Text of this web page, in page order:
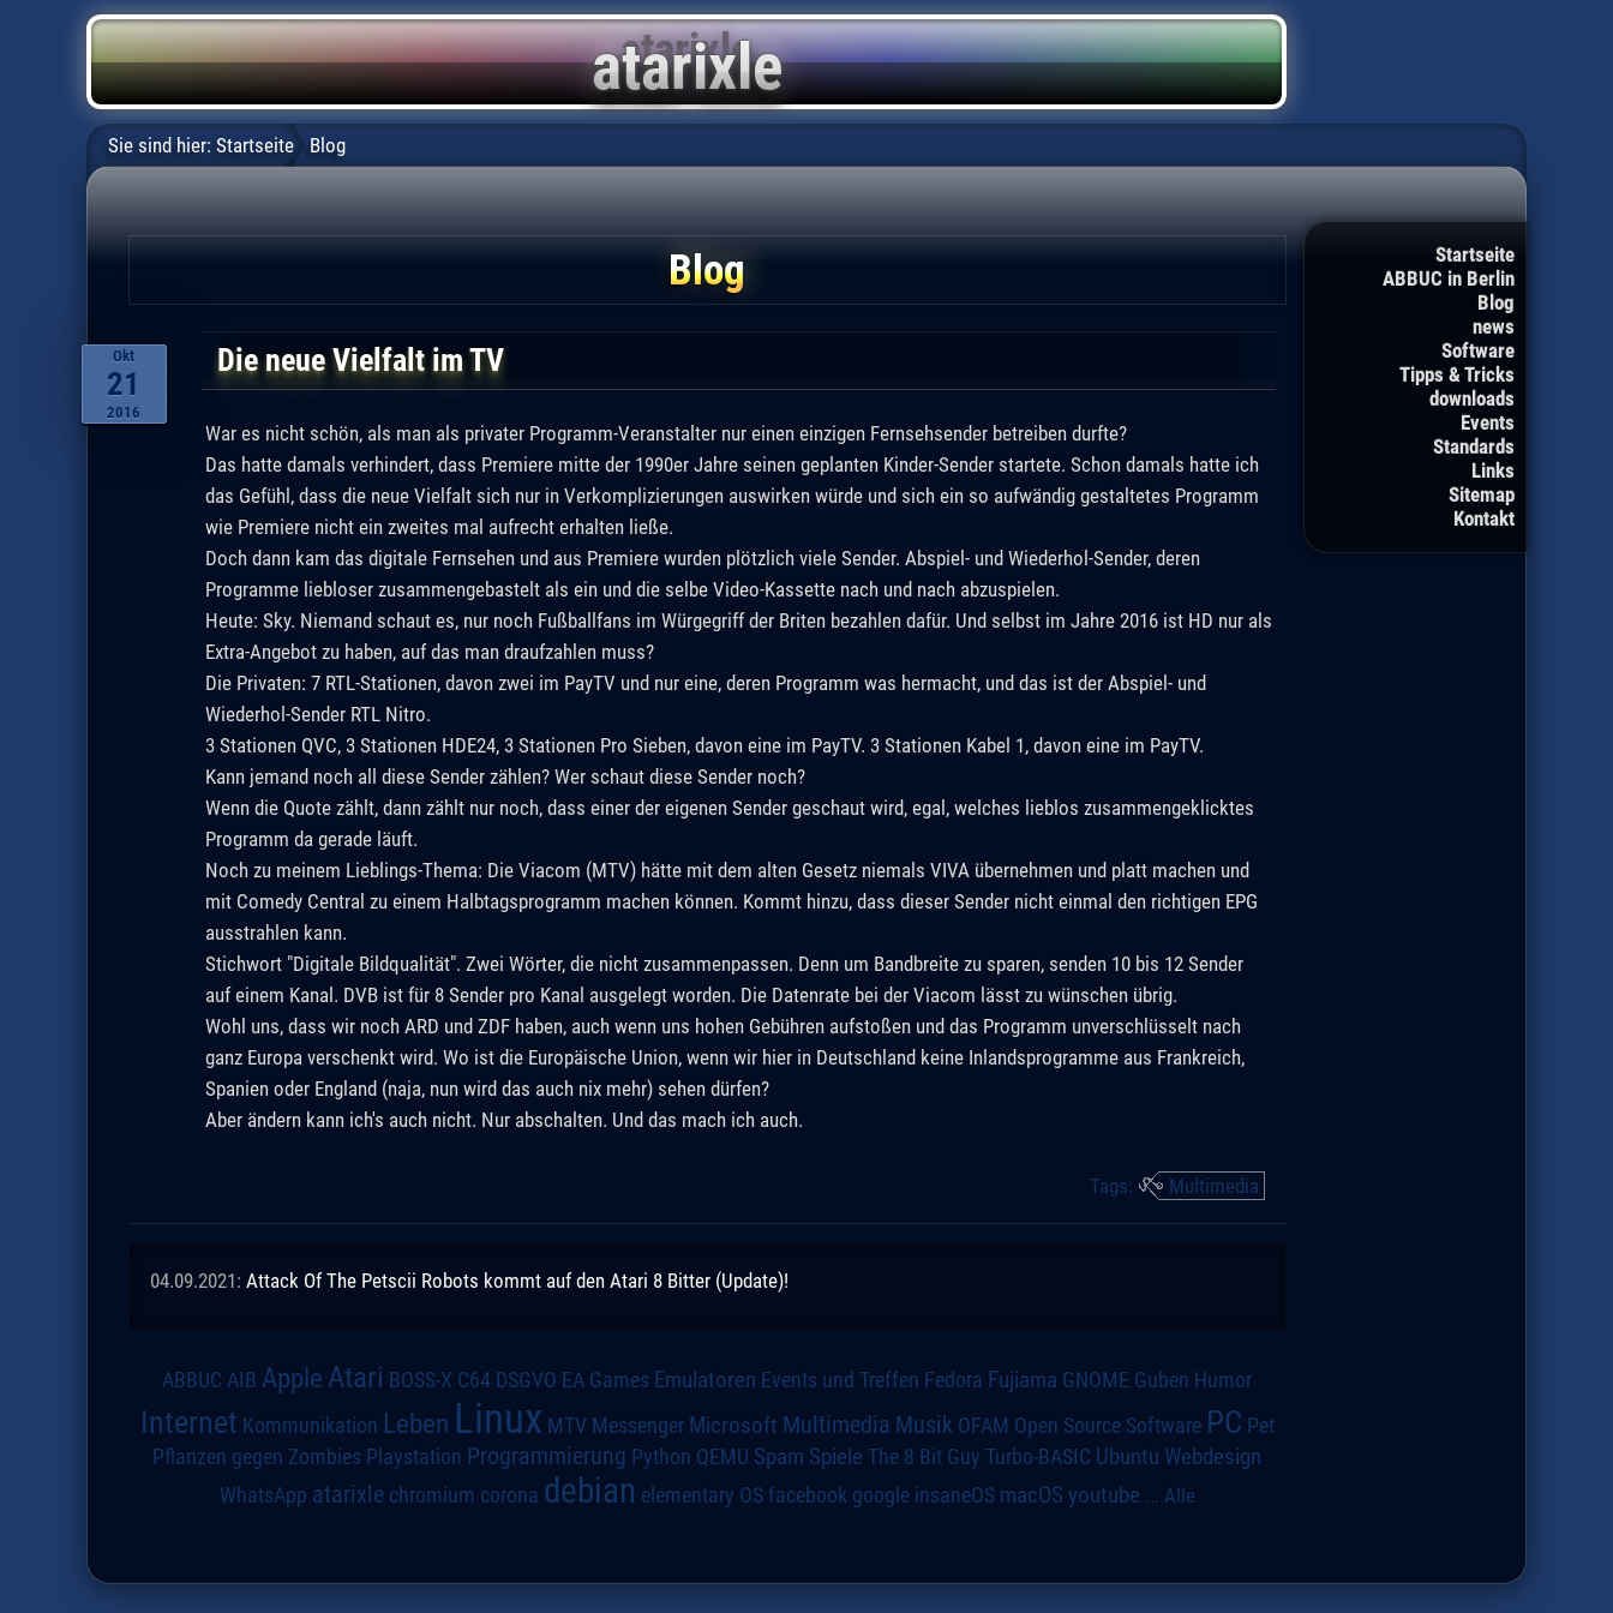
Startseite
ABBUC in Berlin
Blog
news
Software
Tipps & Tricks
downloads
Events
Standards
Links
Sitemap
Kontakt
Sie sind hier: Startseite Blog
Blog
Okt
21
2016
Die neue Vielfalt im TV
War es nicht schön, als man als privater Programm-Veranstalter nur einen einzigen Fernsehsender betreiben durfte?
Das hatte damals verhindert, dass Premiere mitte der 1990er Jahre seinen geplanten Kinder-Sender startete. Schon damals hatte ich
das Gefühl, dass die neue Vielfalt sich nur in Verkomplizierungen auswirken würde und sich ein so aufwändig gestaltetes Programm
wie Premiere nicht ein zweites mal aufrecht erhalten ließe.
Doch dann kam das digitale Fernsehen und aus Premiere wurden plötzlich viele Sender. Abspiel- und Wiederhol-Sender, deren
Programme liebloser zusammengebastelt als ein und die selbe Video-Kassette nach und nach abzuspielen.
Heute: Sky. Niemand schaut es, nur noch Fußballfans im Würgegriff der Briten bezahlen dafür. Und selbst im Jahre 2016 ist HD nur als
Extra-Angebot zu haben, auf das man draufzahlen muss?
Die Privaten: 7 RTL-Stationen, davon zwei im PayTV und nur eine, deren Programm was hermacht, und das ist der Abspiel- und
Wiederhol-Sender RTL Nitro.
3 Stationen QVC, 3 Stationen HDE24, 3 Stationen Pro Sieben, davon eine im PayTV. 3 Stationen Kabel 1, davon eine im PayTV.
Kann jemand noch all diese Sender zählen? Wer schaut diese Sender noch?
Wenn die Quote zählt, dann zählt nur noch, dass einer der eigenen Sender geschaut wird, egal, welches lieblos zusammengeklicktes
Programm da gerade läuft.
Noch zu meinem Lieblings-Thema: Die Viacom (MTV) hätte mit dem alten Gesetz niemals VIVA übernehmen und platt machen und
mit Comedy Central zu einem Halbtagsprogramm machen können. Kommt hinzu, dass dieser Sender nicht einmal den richtigen EPG
ausstrahlen kann.
Stichwort "Digitale Bildqualität". Zwei Wörter, die nicht zusammenpassen. Denn um Bandbreite zu sparen, senden 10 bis 12 Sender
auf einem Kanal. DVB ist für 8 Sender pro Kanal ausgelegt worden. Die Datenrate bei der Viacom lässt zu wünschen übrig.
Wohl uns, dass wir noch ARD und ZDF haben, auch wenn uns hohen Gebühren aufstoßen und das Programm unverschlüsselt nach
ganz Europa verschenkt wird. Wo ist die Europäische Union, wenn wir hier in Deutschland keine Inlandsprogramme aus Frankreich,
Spanien oder England (naja, nun wird das auch nix mehr) sehen dürfen?
Aber ändern kann ich's auch nicht. Nur abschalten. Und das mach ich auch.
Tags: Multimedia
04.09.2021: Attack Of The Petscii Robots kommt auf den Atari 8 Bitter (Update)!
ABBUC AIB AppleAtari BOSS-X C64 DSGVO EA Games Emulatoren Events und Treffen Fedora Fujiama GNOME Guben Humor
Internet Kommunikation Leben Linux MTV Messenger Microsoft Multimedia Musik OFAM Open Source Software PC Pet
Pflanzen gegen Zombies Playstation Programmierung Python QEMU Spam Spiele The 8 Bit Guy Turbo-BASIC Ubuntu Webdesign
WhatsApp atarixle chromium corona debian elementary OS facebook google insaneOS macOS youtube ... Alle